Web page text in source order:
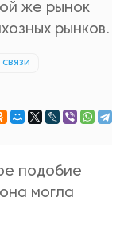
же рынок
рынков.
связи
подобие
могла